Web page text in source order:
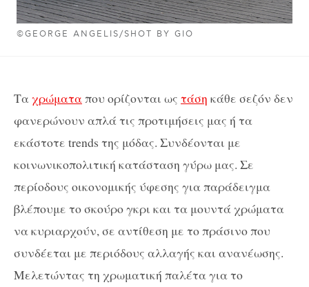
©GEORGE ANGELIS/SHOT BY GIO
Ταχρώματαπου ορίζονται ως τάση κάθε σεζόν δεν
φανερώνουν απλά τις προτιμήσεις μας ή τα
εκάστοτε trends της μόδας. Συνδέονται με
κοινωνικοπολιτική κατάσταση γύρω μας. Σε
περίοδους οικονομικής ύφεσης για παράδειγμα
βλέπουμε το σκούρο γκρι και τα μουντά χρώματα
να κυριαρχούν, σε αντίθεση με το πράσινο που
συνδέεται με περιόδους αλλαγής και ανανέωσης.
Μελετώντας τη χρωματική παλέτα για το